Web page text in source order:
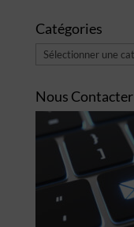
Catégories
Catégories
Nous Contacter